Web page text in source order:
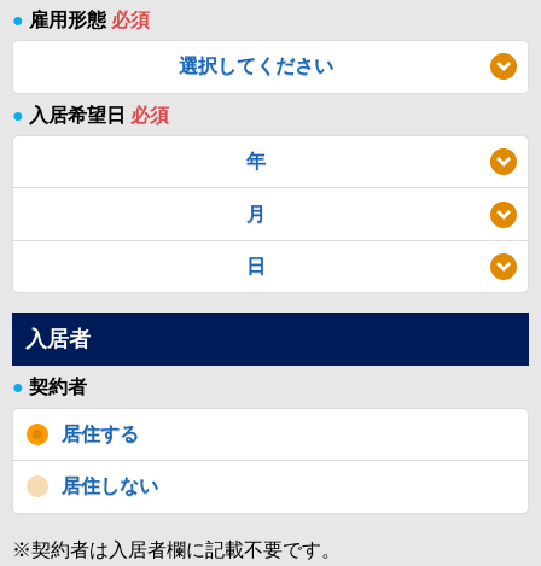
● 雇用形態 必須
選択してください
● 入居希望日 必須
年
月
日
入居者
● 契約者
居住する
居住しない
※契約者は入居者欄に記載不要です。